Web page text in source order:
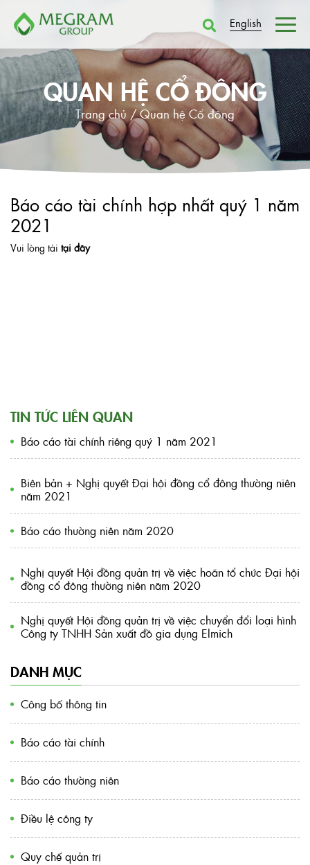
English
QUAN HỆ CỔ ĐÔNG
Trang chủ /Quan hệ Cổ đông
Báo cáo tài chính hợp nhất quý 1 năm
2021
Vui lòng tải tại đây
TIN TỨC LIÊN QUAN
Báo cáo tài chính riêng quý 1 năm 2021
Biên bản + Nghị quyết Đại hội đồng cổ đông thường niên
năm 2021
Báo cáo thường niên năm 2020
Nghị quyết Hội đồng quản trị về việc hoãn tổ chức Đại hội
đồng cổ đông thường niên năm 2020
Nghị quyết Hội đồng quản trị về việc chuyển đổi loại hình
Công ty TNHH Sản xuất đồ gia dụng Elmich
DANH MỤC
Công bố thông tin
Báo cáo tài chính
Báo cáo thường niên
Điều lệ công ty
Quy chế quản trị